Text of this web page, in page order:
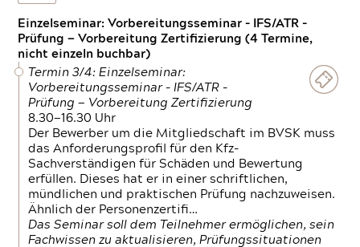
Einzelseminar: Vorbereitungsseminar - IFS/ATR -
Prüfung — Vorbereitung Zertifizierung (4 Termine,
nicht einzeln buchbar)
Termin 3/4: Einzelseminar:
Vorbereitungsseminar - IFS/ATR -
Prüfung — Vorbereitung Zertifizierung
8.30—16.30 Uhr
Der Bewerber um die Mitgliedschaft im BVSK muss
das Anforderungsprofil für den Kfz-
Sachverständigen für Schäden und Bewertung
erfüllen. Dieses hat er in einer schriftlichen,
mündlichen und praktischen Prüfung nachzuweisen.
Ähnlich der Personenzertifi…
Das Seminar soll dem Teilnehmer ermöglichen, sein
Fachwissen zu aktualisieren, Prüfungssituationen